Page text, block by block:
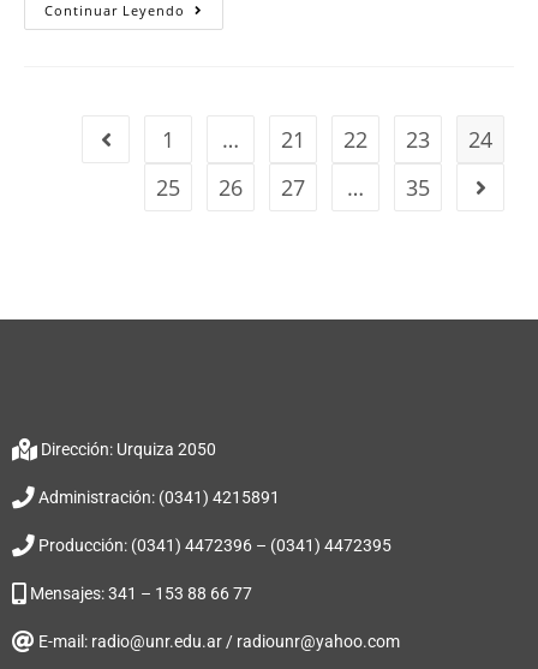
Continuar Leyendo
1 … 21 22 23
24
25
26 27 … 35
Dirección: Urquiza 2050
Administración: (0341) 4215891
Producción: (0341) 4472396 – (0341) 4472395
Mensajes: 341 – 153 88 66 77
E-mail: radio@unr.edu.ar / radiounr@yahoo.com